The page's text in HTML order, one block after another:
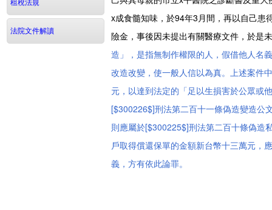
租稅法規
法院文件解讀
x成食髓知味，於94年3月間，再以自己患
險金，事後因未提出有關醫療文件，於是
造」，是指無制作權限的人，假借他人名
改造改變，使一般人信以為真。上述案件
元，以達到法定的「足以生損害於公眾或
[$300226$]刑法第二百十一條偽造變造公
則應屬於[$300225$]刑法第二百十條偽造
戶取得償還保單的金額新台幣十三萬元，
義，方有依此論罪。